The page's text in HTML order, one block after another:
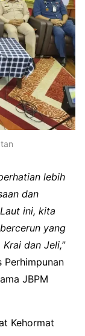
lebih
dan
ini, kita
yang
dan Jeli,”
JBPM
Kehormat